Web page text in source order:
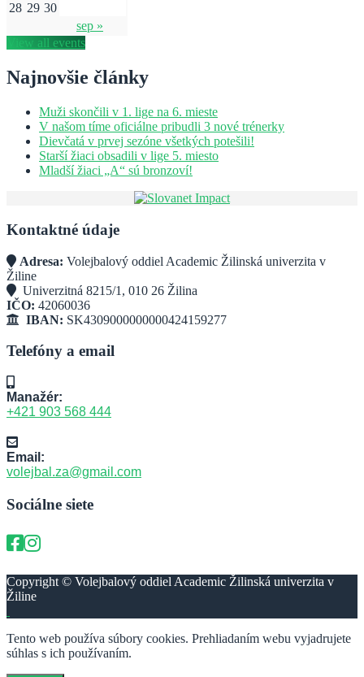
sep »
28 29 30
View all events
Najnovšie články
Muži skončili v 1. lige na 6. mieste
V našom tíme oficiálne pribudli 3 nové trénerky
Dievčatá v prvej sezóne všetkých potešili!
Starší žiaci obsadili v lige 5. miesto
Mladší žiaci „A“ sú bronzoví!
Kontaktné údaje
Adresa: Volejbalový oddiel Academic Žilinská univerzita v
Žiline
Univerzitná 8215/1, 010 26 Žilina
IČO: 42060036
IBAN: SK4309000000000424159277
Telefóny a email
Manažér:
+421 903 568 444
Email:
volejbal.za@gmail.com
Sociálne siete
Copyright © Volejbalový oddiel Academic Žilinská univerzita v
Žiline
Tento web používa súbory cookies. Prehliadaním webu vyjadrujete
súhlas s ich používaním.